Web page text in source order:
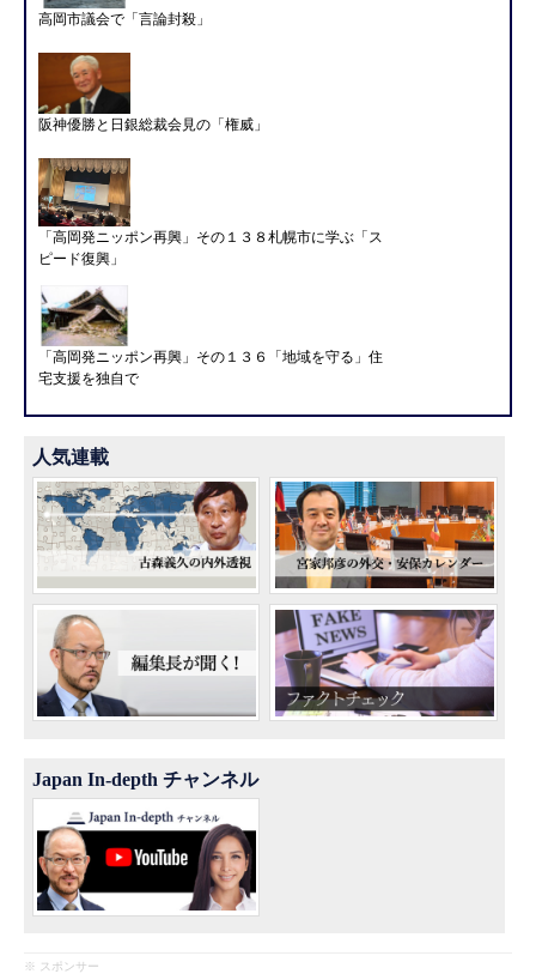
高岡市議会で「言論封殺」
阪神優勝と日銀総裁会見の「権威」
「高岡発ニッポン再興」その１３８札幌市に学ぶ「ス
ピード復興」
「高岡発ニッポン再興」その１３６「地域を守る」住
宅支援を独自で
人気連載
Japan In-depth チャンネル
※ スポンサー